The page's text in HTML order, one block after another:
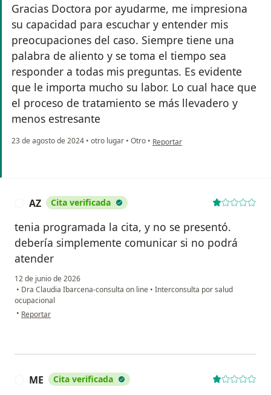
Gracias Doctora por ayudarme, me impresiona
su capacidad para escuchar y entender mis
preocupaciones del caso. Siempre tiene una
palabra de aliento y se toma el tiempo sea
responder a todas mis preguntas. Es evidente
que le importa mucho su labor. Lo cual hace que
el proceso de tratamiento se más llevadero y
menos estresante
23 de agosto de 2024 • otro lugar • Otro • en opinión del usuario Fernanda
Reportar
AZ Cita verificada
tenia programada la cita, y no se presentó.
debería simplemente comunicar si no podrá
atender
12 de junio de 2026
• Dra Claudia Ibarcena-consulta on line • Interconsulta por salud
ocupacional
• en opinión del usuario AZ
Reportar
ME Cita verificada